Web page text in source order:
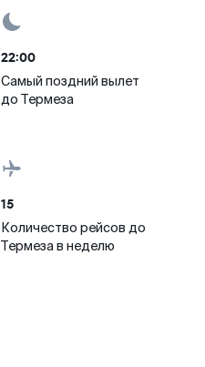
22:00
Самый поздний вылет
до Термеза
15
Количество рейсов до
Термеза в неделю